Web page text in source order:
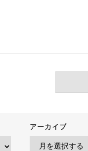
アーカイブ